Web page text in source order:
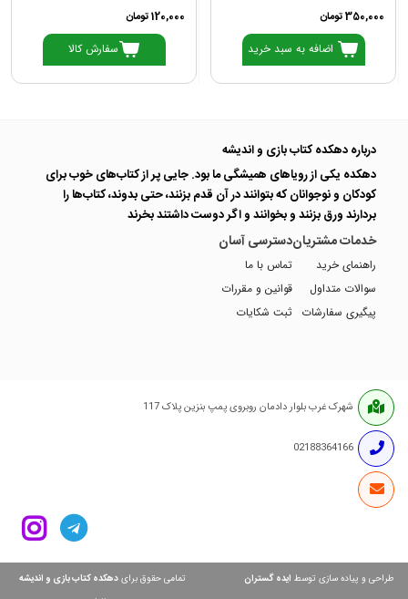
350,000 تومان
اضافه به سبد خرید
120,000 تومان
سفارش کالا
درباره دهکده کتاب بازی و اندیشه
دهکده یکی از رویاهای همیشگی ما بود. جایی پر از کتاب‌های خوب برای
کودکان و نوجوانان که بتوانند در آن قدم بزنند، حتی بدوند، کتاب‌ها را
بردارند ورق بزنند و بخوانند و اگر دوست داشتند بخرند
خدمات مشتریان
راهنمای خرید
سوالات متداول
پیگیری سفارشات
دسترسی آسان
تماس با ما
قوانین و مقررات
ثبت شکایات
شهرک غرب بلوار دادمان روبروی پمپ بنزین پلاک 117
02188364166
طراحی و پیاده سازی توسط ایده گستران تمامی حقوق برایدهکده کتاب بازی و اندیشه